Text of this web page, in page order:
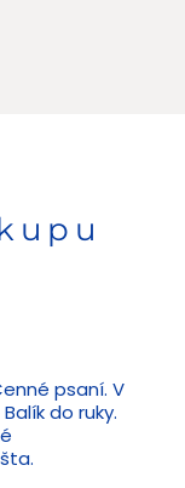
psaní. V
do ruky.